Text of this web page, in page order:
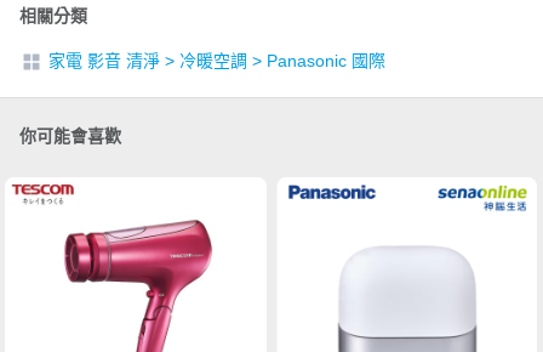
相關分類
家電 影音 清淨 > 冷暖空調 > Panasonic 國際
你可能會喜歡